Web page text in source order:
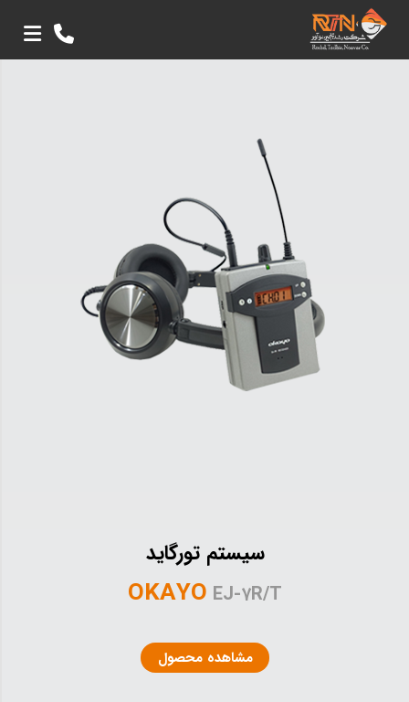
سیستم تورگاید
OKAYO EJ-۷R/T
مشاهده محصول